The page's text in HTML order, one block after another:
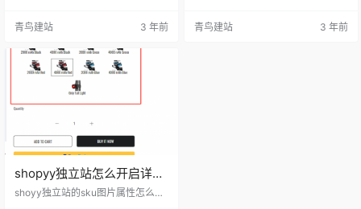
板装修页面，选择全局配置--商品-
左--发布 至此shpyy独立站商品属
性SKU居左或是居中修改完成。
青鸟建站 3 年前
切换货币，汇率自动更新。 没有添
青鸟建站 3 年前
shopyy独立站怎么开启详情
页SKU属性图片
shoyy独立站的sku图片属性怎么开